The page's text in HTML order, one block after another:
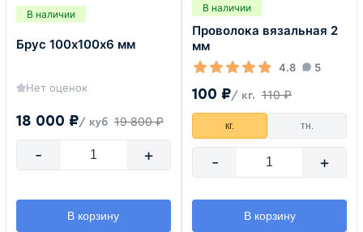
В наличии
Брус 100х100х6 мм
Нет оценок
18 000 ₽/ куб 19 800 ₽
- +
В корзину
В наличии
Проволока вязальная 2
мм
4.8 5
100 ₽/ кг. 110 ₽
кг. тн.
- +
В корзину